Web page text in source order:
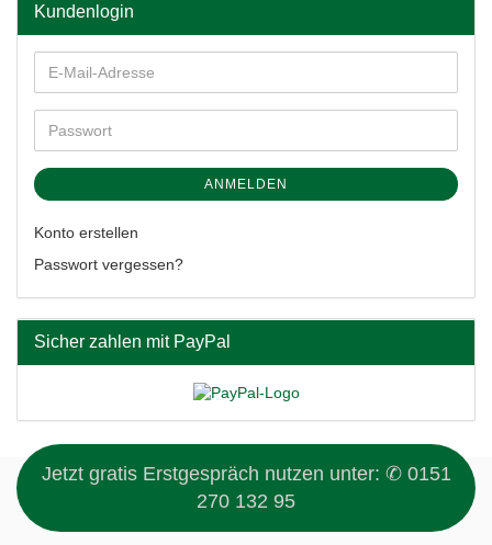
Kundenlogin
ANMELDEN
Konto erstellen
Passwort vergessen?
Sicher zahlen mit PayPal
Jetzt gratis Erstgespräch nutzen unter: ✆ 0151
270 132 95